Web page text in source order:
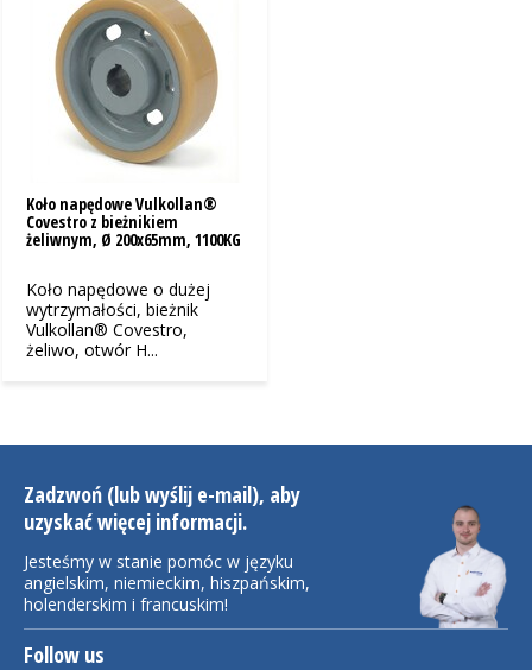
Koło napędowe Vulkollan®
Covestro z bieżnikiem
żeliwnym, Ø 200x65mm, 1100KG
Koło napędowe o dużej
wytrzymałości, bieżnik
Vulkollan® Covestro,
żeliwo, otwór H...
Zadzwoń (lub wyślij e-mail), aby
uzyskać więcej informacji.
Jesteśmy w stanie pomóc w języku
angielskim, niemieckim, hiszpańskim,
holenderskim i francuskim!
Follow us